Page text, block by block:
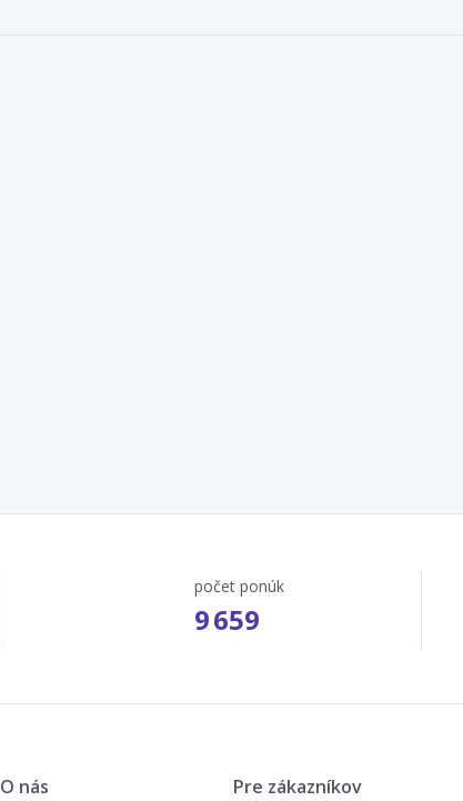
počet ponúk
9 659
O nás Pre zákazníkov